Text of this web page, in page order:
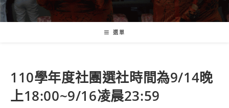
選單
110學年度社團選社時間為9/14晚
上18:00~9/16凌晨23:59